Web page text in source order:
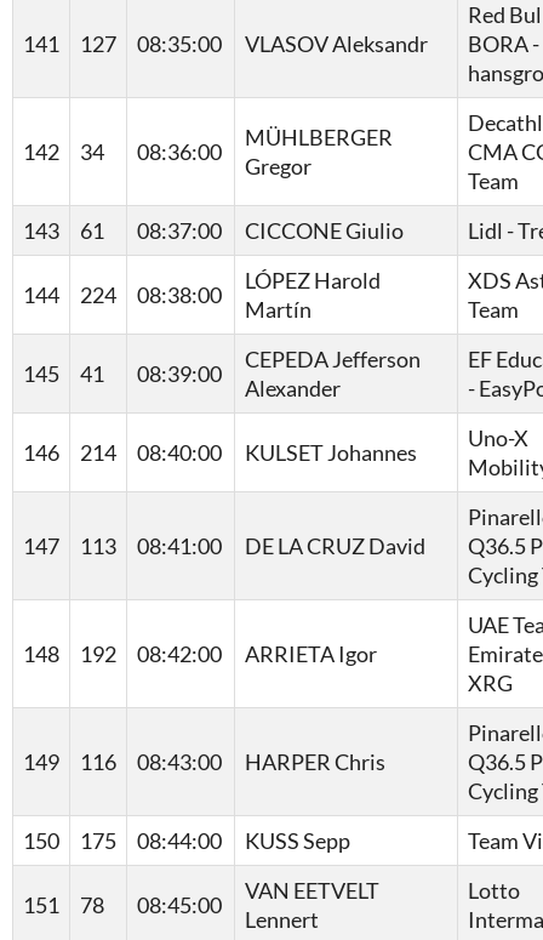
141 127 08:35:00 VLASOV Aleksandr
Red
BORA -
142 34 08:36:00
MÜHLBERGER
Gregor
CMA
Team
143
61 08:37:00 CICCONE Giulio Lidl -
144 224 08:38:00
LÓPEZ Harold
Martín
XDS
Team
145 41 08:39:00
CEPEDA Jefferson
Alexander
EF
-
146 214 08:40:00 KULSET Johannes
Uno-X
147 113 08:41:00 DE LA CRUZ David
Q36.5
Cycling
148 192 08:42:00 ARRIETA Igor
UAE
XRG
149 116 08:43:00 HARPER Chris
Q36.5
Cycling
150
175 08:44:00 KUSS Sepp Team
151 78 08:45:00
VAN EETVELT
Lennert
Lotto